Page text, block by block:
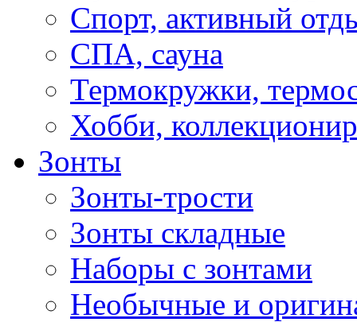
Спорт, активный
СПА, сауна
Термокружки,
Хобби,
Зонты
Зонты-трости
Зонты складные
Наборы с зонтами
Необычные и